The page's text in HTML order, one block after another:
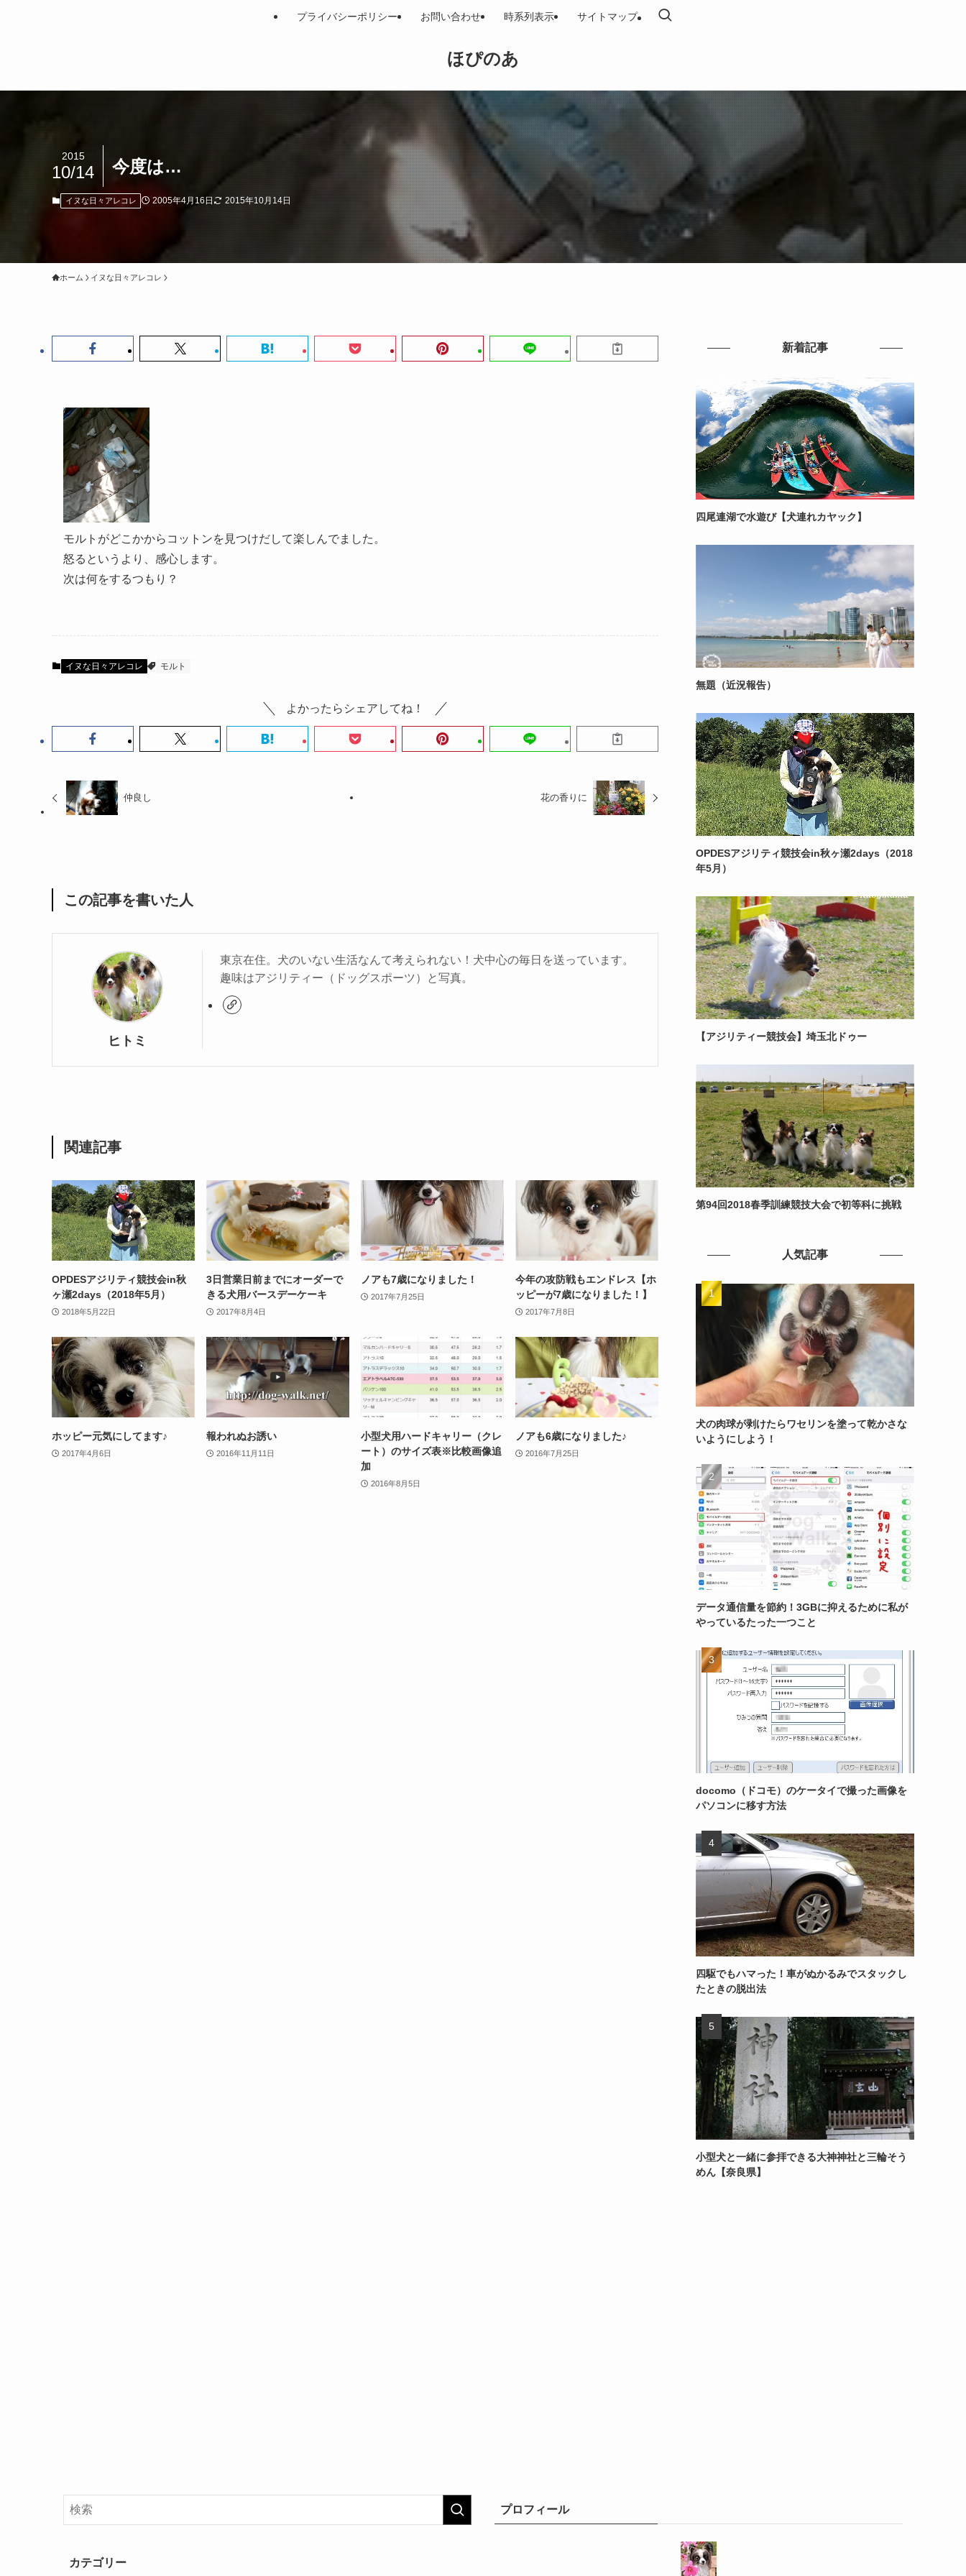
ほぴのあ
プライバシーポリシー お問い合わせ 時系列表示 サイトマップ
今度は…
2015
10/14
イヌな日々アレコレ 2005年4月16日 2015年10月14日
ホーム イヌな日々アレコレ
モルトがどこかからコットンを見つけだして楽しんでました。
怒るというより、感心します。
次は何をするつもり？
イヌな日々アレコレ モルト
よかったらシェアしてね！
仲良し 花の香りに
この記事を書いた人
ヒトミ
東京在住。犬のいない生活なんて考えられない！犬中心の毎日を送っています。
趣味はアジリティー（ドッグスポーツ）と写真。
関連記事
OPDESアジリティ競技会in秋
ヶ瀬2days（2018年5月）
2018年5月22日
3日営業日前までにオーダーで
きる犬用バースデーケーキ
2017年8月4日
ノアも7歳になりました！
2017年7月25日
今年の攻防戦もエンドレス【ホ
ッピーが7歳になりました！】
2017年7月8日
ホッピー元気にしてます♪
2017年4月6日
報われぬお誘い
2016年11月11日
小型犬用ハードキャリー（クレ
ート）のサイズ表※比較画像追
加
2016年8月5日
ノアも6歳になりました♪
2016年7月25日
新着記事
四尾連湖で水遊び【犬連れカヤック】
無題（近況報告）
OPDESアジリティ競技会in秋ヶ瀬2days（2018
年5月）
【アジリティー競技会】埼玉北ドゥー
第94回2018春季訓練競技大会で初等科に挑戦
人気記事
犬の肉球が剥けたらワセリンを塗って乾かさな
いようにしよう！
データ通信量を節約！3GBに抑えるために私が
やっているたった一つこと
docomo（ドコモ）のケータイで撮った画像を
パソコンに移す方法
四駆でもハマった！車がぬかるみでスタックし
たときの脱出法
小型犬と一緒に参拝できる大神神社と三輪そう
めん【奈良県】
カテゴリー
プロフィール